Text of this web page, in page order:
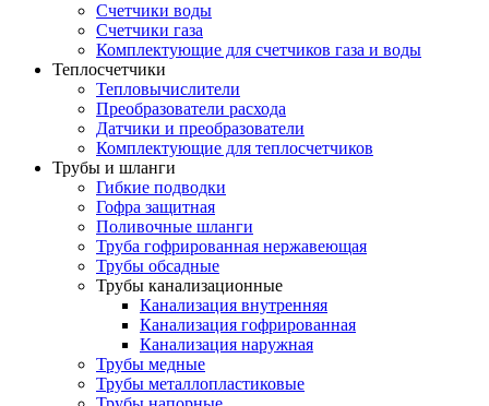
Счетчики воды
Счетчики газа
Комплектующие для счетчиков газа и воды
Теплосчетчики
Тепловычислители
Преобразователи расхода
Датчики и преобразователи
Комплектующие для теплосчетчиков
Трубы и шланги
Гибкие подводки
Гофра защитная
Поливочные шланги
Труба гофрированная нержавеющая
Трубы обсадные
Трубы канализационные
Канализация внутренняя
Канализация гофрированная
Канализация наружная
Трубы медные
Трубы металлопластиковые